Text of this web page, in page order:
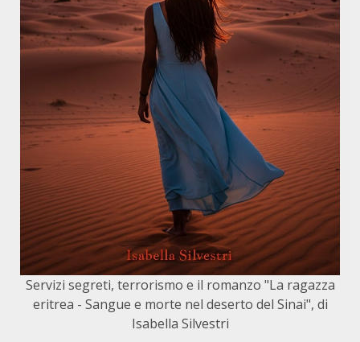
Servizi segreti, terrorismo e il romanzo "La ragazza
eritrea - Sangue e morte nel deserto del Sinai", di
Isabella Silvestri